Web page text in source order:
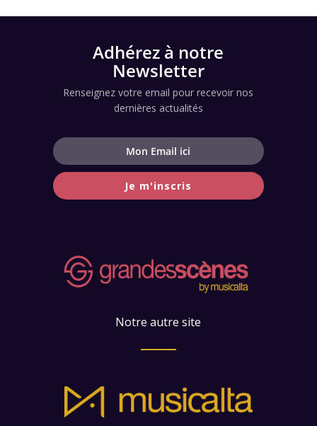
Adhérez à notre
Newsletter
Renseignez votre email pour recevoir nos
dernières actualités
Je m'inscris
Notre autre site